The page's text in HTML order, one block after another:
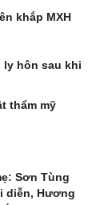
khắp MXH
ly hôn sau khi
thẩm mỹ
Sơn Tùng
diễn, Hương